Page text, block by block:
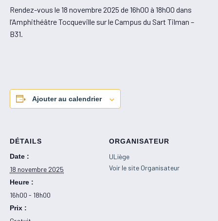
Rendez-vous le 18 novembre 2025 de 16h00 à 18h00 dans
l’Amphithéâtre Tocqueville sur le Campus du Sart Tilman –
B31.
Ajouter au calendrier
DÉTAILS
Date :
18 novembre 2025
Heure :
16h00 - 18h00
Prix :
ORGANISATEUR
ULiège
Voir le site Organisateur